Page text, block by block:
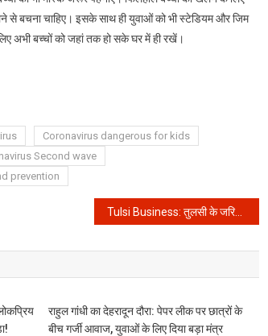
से बचना चाहिए। इसके साथ ही युवाओं को भी स्टेडियम और जिम
अभी बच्चों को जहां तक हो सके घर में ही रखें।
Coronavirus dangerous for kids
Second wave
prevention
Tulsi Business: तुलसी के जरिए Immunity के साथ बढ़ाये अपना बैंक बैलेंस, जाने कैसे!
राहुल गांधी का देहरादून दौरा: पेपर लीक पर छात्रों के
बीच गर्जी आवाज, युवाओं के लिए दिया बड़ा मंत्र